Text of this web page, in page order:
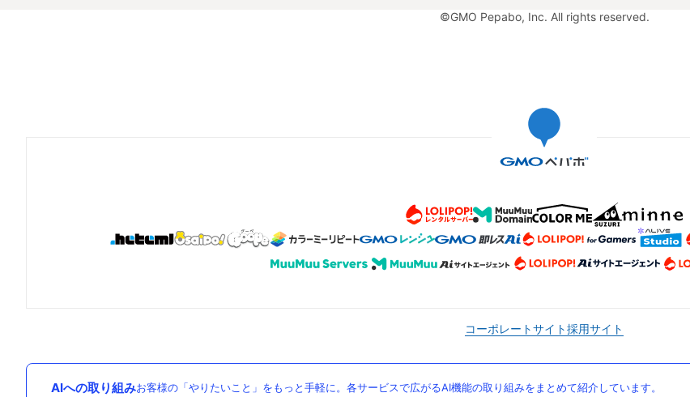
©GMO Pepabo, Inc. All rights reserved.
コーポレートサイト採用サイト
AIへの取り組みお客様の「やりたいこと」をもっと手軽に。各サービスで広がるAI機能の取り組みをまとめて紹介しています。